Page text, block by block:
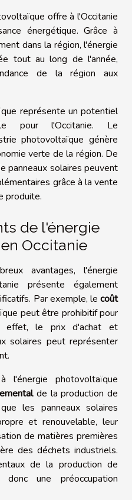
offre à l'Occitanie
énergétique. Grâce à
dans la région, l'énergie
tout au long de l'année,
de la région aux
représente un potentiel
pour l'Occitanie. Le
photovoltaïque génère
verte de la région. De
panneaux solaires peuvent
grâce à la vente
produite.
de l'énergie
Occitanie
avantages, l'énergie
présente également
Par exemple, le coût
peut être prohibitif pour
effet, le prix d'achat et
solaires peut représenter
photovoltaïque
de la production de
les panneaux solaires
et renouvelable, leur
de matières premières
des déchets industriels.
de la production de
une préoccupation